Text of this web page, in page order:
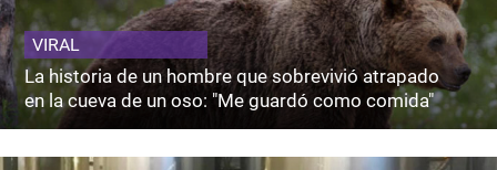
VIRAL
La historia de un hombre que sobrevivió atrapado
en la cueva de un oso: "Me guardó como comida"